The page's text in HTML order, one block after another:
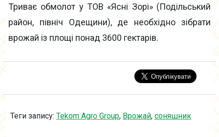
Триває обмолот у ТОВ «Ясні Зорі» (Подільський
район, північ Одещини), де необхідно зібрати
врожай із площі понад 3600 гектарів.
Теги запису: Tekom Agro Group, Врожай, соняшник